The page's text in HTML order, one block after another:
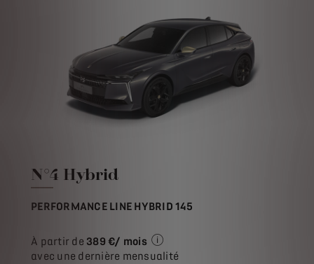
N°4 Hybrid
PERFORMANCE LINE HYBRID 145
À partir de 389 €/ mois
Exemple illustratif du produit
avec une dernière mensualité